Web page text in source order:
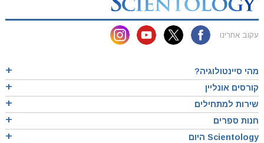
עקוב אחרינו
מהי סיינטולוגיה?
קורסים אונליין
שירות למתחילים
חנות ספרים
Scientology היום